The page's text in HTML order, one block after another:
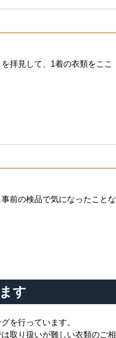
拝見して、1着の衣類をここ
前の検品で気になったことな
す
を行っています。
取り扱いが難しい衣類のご相